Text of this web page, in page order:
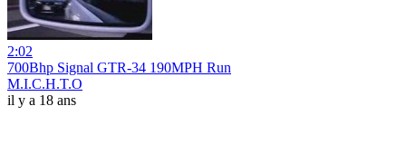
2:02
700Bhp Signal GTR-34 190MPH Run
M.I.C.H.T.O
il y a 18 ans